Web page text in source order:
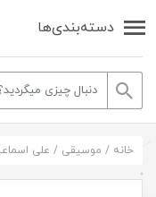
دسته‌بندی‌ها
خانه / موسیقی / علی